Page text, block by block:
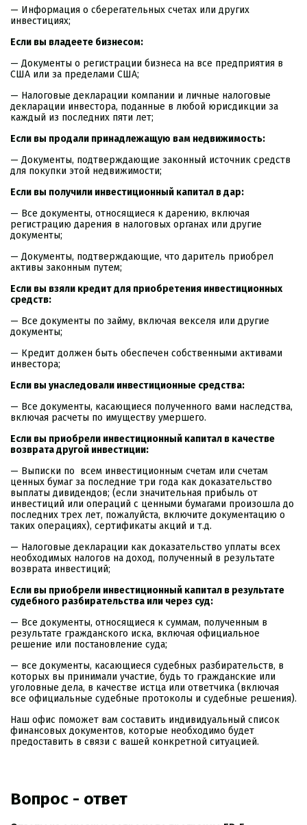
— Информация о сберегательных счетах или других
инвестициях;
Если вы владеете бизнесом:
— Документы о регистрации бизнеса на все предприятия в
США или за пределами США;
— Налоговые декларации компании и личные налоговые
декларации инвестора, поданные в любой юрисдикции за
каждый из последних пяти лет;
Если вы продали принадлежащую вам недвижимость:
— Документы, подтверждающие законный источник средств
для покупки этой недвижимости;
Если вы получили инвестиционный капитал в дар:
— Все документы, относящиеся к дарению, включая
регистрацию дарения в налоговых органах или другие
документы;
— Документы, подтверждающие, что даритель приобрел
активы законным путем;
Если вы взяли кредит для приобретения инвестиционных
средств:
— Все документы по займу, включая векселя или другие
документы;
— Кредит должен быть обеспечен собственными активами
инвестора;
Если вы унаследовали инвестиционные средства:
— Все документы, касающиеся полученного вами наследства,
включая расчеты по имуществу умершего.
Если вы приобрели инвестиционный капитал в качестве
возврата другой инвестиции:
— Выписки по всем инвестиционным счетам или счетам
ценных бумаг за последние три года как доказательство
выплаты дивидендов; (если значительная прибыль от
инвестиций или операций с ценными бумагами произошла до
последних трех лет, пожалуйста, включите документацию о
таких операциях), сертификаты акций и т.д.
— Налоговые декларации как доказательство уплаты всех
необходимых налогов на доход, полученный в результате
возврата инвестиций;
Если вы приобрели инвестиционный капитал в результате
судебного разбирательства или через суд:
— Все документы, относящиеся к суммам, полученным в
результате гражданского иска, включая официальное
решение или постановление суда;
— все документы, касающиеся судебных разбирательств, в
которых вы принимали участие, будь то гражданские или
уголовные дела, в качестве истца или ответчика (включая
все официальные судебные протоколы и судебные решения).
Наш офис поможет вам составить индивидуальный список
финансовых документов, которые необходимо будет
предоставить в связи с вашей конкретной ситуацией.
Вопрос - ответ